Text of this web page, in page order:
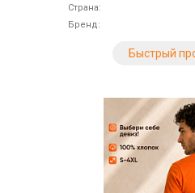
Страна
Бренд
Быстрый